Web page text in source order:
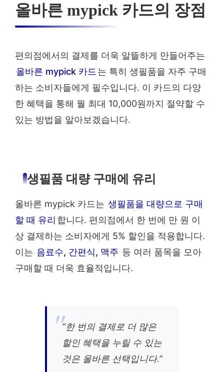
올바른 mypick 카드의 장점
편의점에서의 결제를 더욱 알뜰하게 만들어주는
올바른 mypick 카드 는 특히 생필품을 자주 구매
하는 소비자들에게 필수입니다. 이 카드의 다양
한 혜택을 통해 월 최대 10,000원까지 절약할 수
있는 방법을 알아보겠습니다.
생필품 대량 구매에 유리
올바른 mypick 카드는 생필품을 대량으로 구매
할 때 유리 합니다. 편의점에서 한 번에 만 원 이
상 결제하는 소비자에게 5% 할인을 적용합니다.
이는 음료수, 간편식, 맥주 등 여러 품목을 모아
구매할 때 더욱 효율적입니다.
“한 번의 결제로 더 많은
할인 혜택을 누릴 수 있는
것은 올바른 선택입니다.”